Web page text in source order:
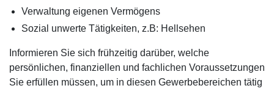
Verwaltung eigenen Vermögens
Sozial unwerte Tätigkeiten, z.B: Hellsehen
Informieren Sie sich frühzeitig darüber, welche
persönlichen, finanziellen und fachlichen Voraussetzungen
Sie erfüllen müssen, um in diesen Gewerbebereichen tätig